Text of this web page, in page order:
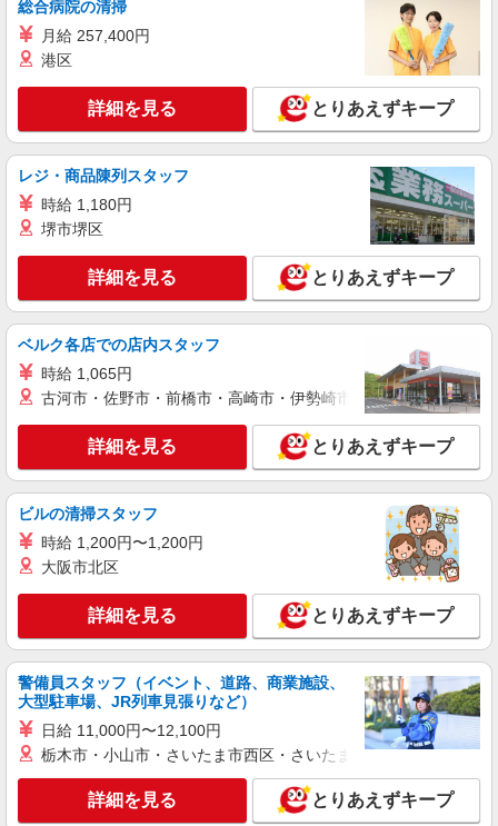
キープ 詳細を見る
総合病院の清掃
月給 257,400円
港区
詳細を見る とりあえずキープ
レジ・商品陳列スタッフ
時給 1,180円
堺市堺区
詳細を見る とりあえずキープ
ベルク各店での店内スタッフ
時給 1,065円
古河市・佐野市・前橋市・高崎市・伊勢崎市・太田市・館林市
詳細を見る とりあえずキープ
ビルの清掃スタッフ
時給 1,200円〜1,200円
大阪市北区
詳細を見る とりあえずキープ
警備員スタッフ（イベント、道路、商業施設、
大型駐車場、JR列車見張りなど）
日給 11,000円〜12,100円
栃木市・小山市・さいたま市西区・さいたま市岩槻区・久喜市・
詳細を見る とりあえずキープ